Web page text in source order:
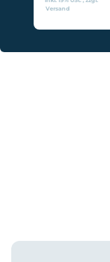
Versand